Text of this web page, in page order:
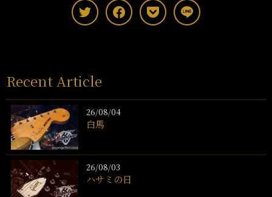
Recent Article
26/08/04
白馬
26/08/03
ハサミの日